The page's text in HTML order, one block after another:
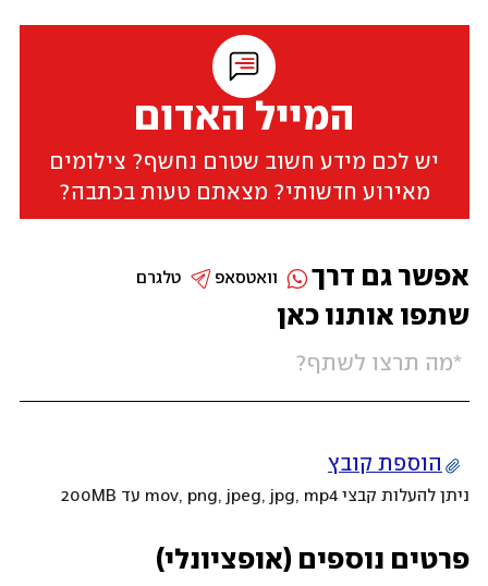
המייל האדום
יש לכם מידע חשוב שטרם נחשף? צילומים
מאירוע חדשותי? מצאתם טעות בכתבה?
שתפו אותנו כאן
הוספת קובץ
ניתן להעלות קבצי mov, png, jpeg, jpg, mp4 עד 200MB
פרטים נוספים (אופציונלי)
אפשר גם דרך טלגרם וואטסאפ